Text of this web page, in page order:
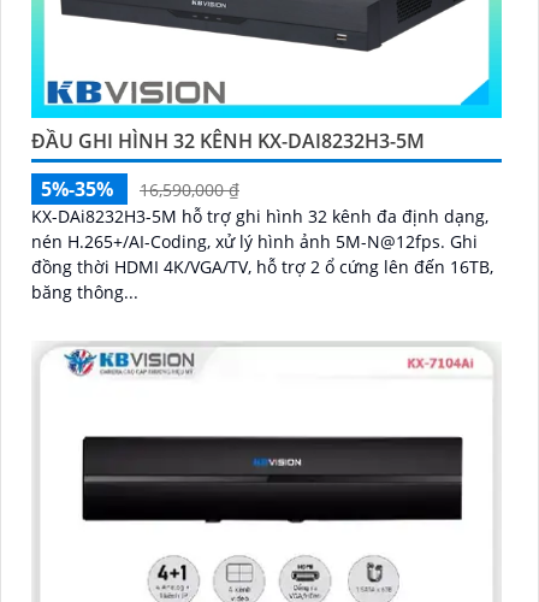
ĐẦU GHI HÌNH 32 KÊNH KX-DAI8232H3-5M
5%-35%
16,590,000 ₫
KX-DAi8232H3-5M hỗ trợ ghi hình 32 kênh đa định dạng,
nén H.265+/AI-Coding, xử lý hình ảnh 5M-N@12fps. Ghi
đồng thời HDMI 4K/VGA/TV, hỗ trợ 2 ổ cứng lên đến 16TB,
băng thông...